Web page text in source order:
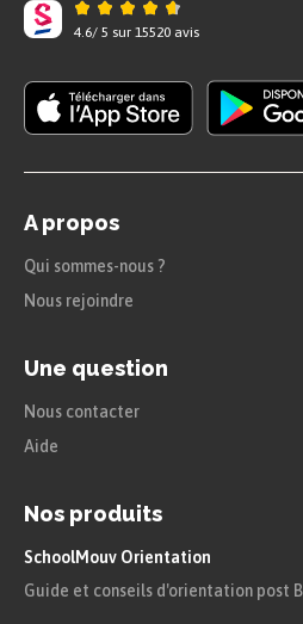
4.6/ 5 sur 15520 avis
A propos
Qui sommes-nous ?
Nous rejoindre
Une question
Nous contacter
Aide
Nos produits
SchoolMouv Orientation
Guide et conseils d'orientation post